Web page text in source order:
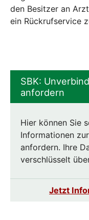
den Besitzer an
ein Rückrufservice
SBK:
anfordern
Hier können Sie
Informationen
anfordern. Ihre
verschlüsselt
Jetzt